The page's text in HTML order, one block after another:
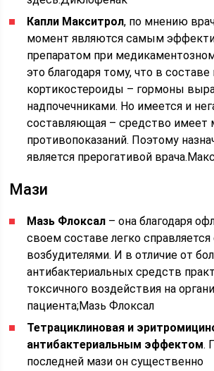
Капли Макситрол, по мнению
момент являются самым
препаратом при
это благодаря тому, что в
кортикостероиды – гормоны
надпочечниками. Но имеется и
составляющая – средство имеет
противопоказаний. Поэтому
является прерогативой
Мази
Мазь Флоксал – она благодаря
своем составе легко
возбудителями. И в отличие от
антибактериальных средств
токсичного воздействия на
пациента;Мазь Флоксал
Тетрациклиновая и
антибактериальным эффектом.
последней мази он существенно